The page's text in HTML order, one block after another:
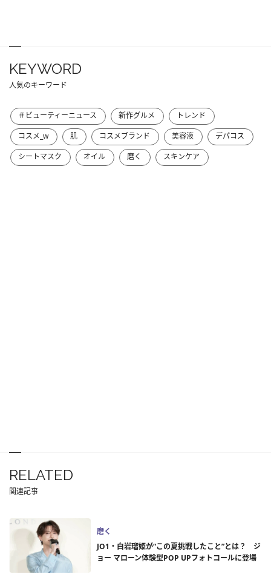
KEYWORD
人気のキーワード
＃ビューティーニュース 新作グルメ
トレンド
コスメ_w
肌 コスメブランド 美容液
デパコス
シートマスク
オイル 磨く スキンケア
RELATED
関連記事
磨く
JO1・白岩瑠姫が“この夏挑戦したこと”とは？ ジ
ョー マローン体験型POP UPフォトコールに登場